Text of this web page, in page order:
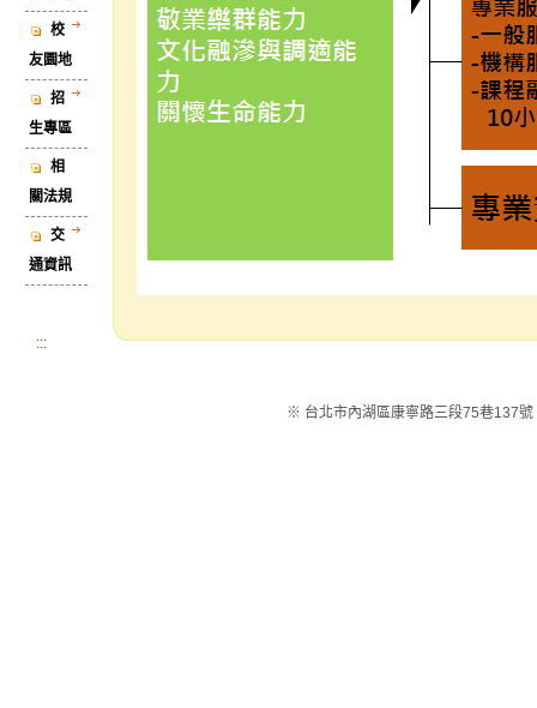
校
友園地
招
生專區
相
關法規
交
通資訊
:::
※ 台北市內湖區康寧路三段75巷137